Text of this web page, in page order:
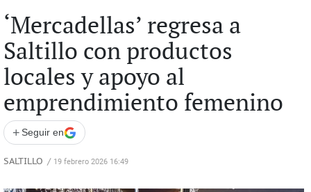
‘Mercadellas’ regresa a
Saltillo con productos
locales y apoyo al
emprendimiento femenino
+ Seguir en
SALTILLO / 19 febrero 2026 16:49